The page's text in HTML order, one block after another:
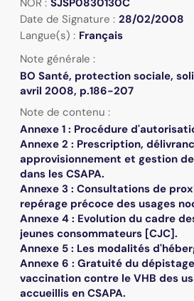
Date de Signature : 28/02/2008
Langue(s) : Français
Note générale :
BO Santé, protection sociale,
avril 2008, p.186-207
Note de contenu :
Annexe 1 : Procédure
Annexe 2 : Prescription,
approvisionnement et gestion
dans les CSAPA.
Annexe 3 : Consultations de
repérage précoce des usages
Annexe 4 : Evolution du cadre
jeunes consommateurs [CJC].
Annexe 5 : Les modalités
Annexe 6 : Gratuité du
vaccination contre le VHB des
accueillis en CSAPA.